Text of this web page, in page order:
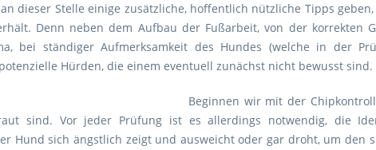
dieser Stelle einige zusätzliche, hoffentlich nützliche Tipps
Denn neben dem Aufbau der Fußarbeit, von der korrekten
bei ständiger Aufmerksamkeit des Hundes (welche in der
Hürden, die einem eventuell zunächst nicht bewusst sind.
Beginnen wir mit der
sind. Vor jeder Prüfung ist es allerdings notwendig, die
Hund sich ängstlich zeigt und ausweicht oder gar droht, um den